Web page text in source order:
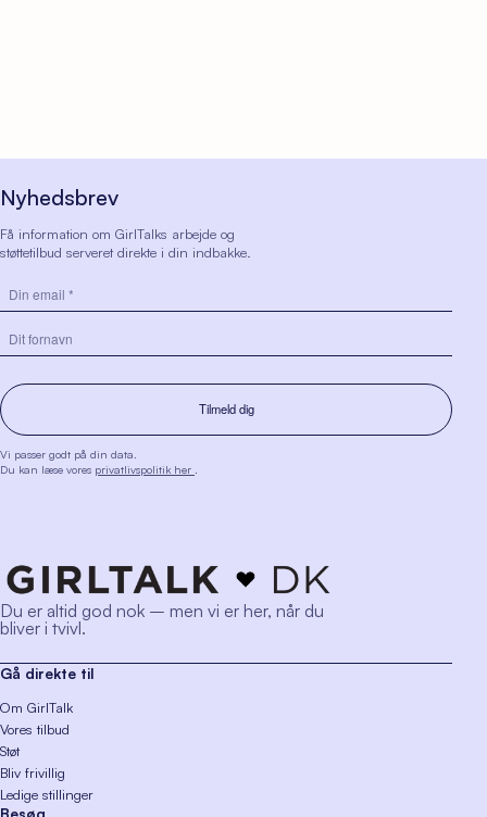
Nyhedsbrev
Få information om GirlTalks arbejde og
støttetilbud serveret direkte i din indbakke.
Vi passer godt på din data.
Du kan læse vores privatlivspolitik her
Du er altid god nok – men vi er her, når du
bliver i tvivl.
Gå direkte til
Om GirlTalk
Vores tilbud
Støt
Bliv frivillig
Ledige stillinger
Besøg